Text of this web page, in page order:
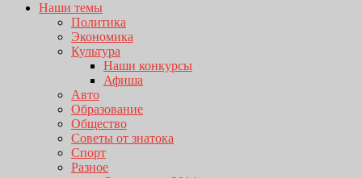
Наши темы
Политика
Экономика
Культура
Наши конкурсы
Афиша
Авто
Образование
Общество
Советы от знатока
Спорт
Разное